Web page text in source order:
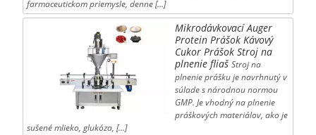
farmaceutickom priemysle, denne […]
Mikrodávkovací Auger
Protein Prášok Kávový
Cukor Prášok Stroj na
plnenie fliaš Stroj na
plnenie prášku je navrhnutý v
súlade s národnou normou
GMP. Je vhodný na plnenie
práškových materiálov, ako je
sušené mlieko, glukóza, […]